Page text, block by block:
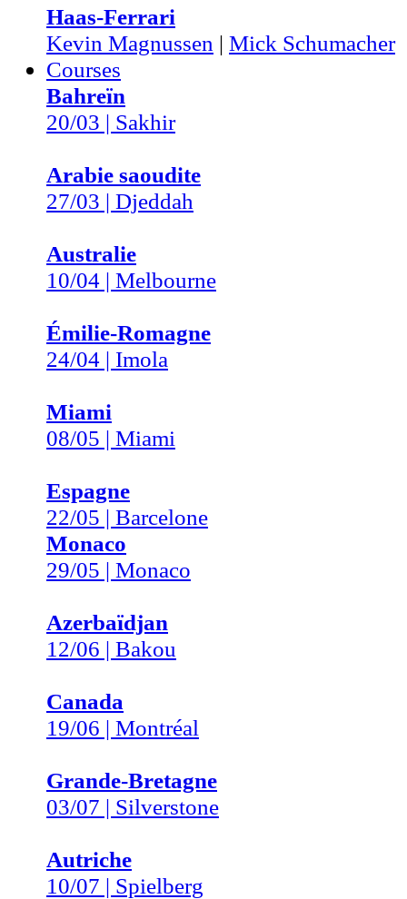
Haas-Ferrari
Kevin Magnussen | Mick Schumacher
Courses
Bahreïn
20/03 | Sakhir
Arabie saoudite
27/03 | Djeddah
Australie
10/04 | Melbourne
Émilie-Romagne
24/04 | Imola
Miami
08/05 | Miami
Espagne
22/05 | Barcelone
Monaco
29/05 | Monaco
Azerbaïdjan
12/06 | Bakou
Canada
19/06 | Montréal
Grande-Bretagne
03/07 | Silverstone
Autriche
10/07 | Spielberg